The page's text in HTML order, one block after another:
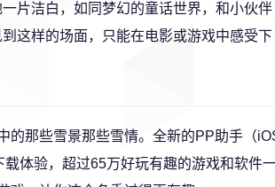
片洁白，如同梦幻的童话世界，和小伙伴
这样的场面，只能在电影或游戏中感受下
的那些雪景那些雪情。全新的PP助手（
体验，超过65万好玩有趣的游戏和软件